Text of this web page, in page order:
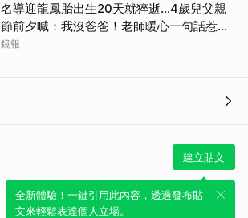
名導迎龍鳳胎出生20天就猝逝...4歲兒父親
節前夕喊：我沒爸爸！老師暖心一句話惹哭
遺孀
鏡報
建立貼文
全新體驗！一鍵引用此內容，透過發布貼
文來輕鬆表達個人立場。